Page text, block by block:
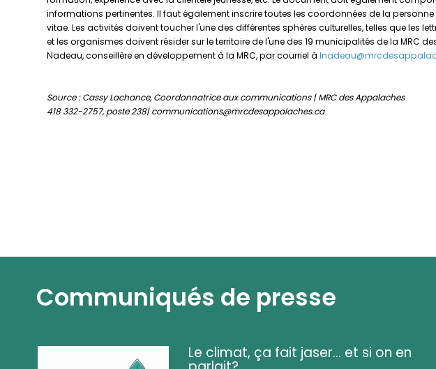
informations pertinentes. Il faut également inscrire toutes les coordonnées de la
vitae. Les activités doivent toucher l'une des différentes sphères culturelles, telles que les
et les organismes doivent résider sur le territoire de l'une des 19 municipalités de la MRC
Nadeau, conseillère en développement à la MRC, par courriel à
Source : Cassy Lachance, Coordonnatrice aux communications | MRC des Appalaches
418 332-2757, poste 238| communications@mrcdesappalaches.ca
Communiqués de presse
Le climat, ça fait jaser... et si on en